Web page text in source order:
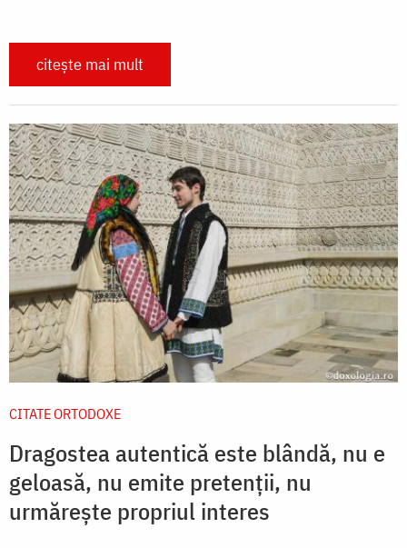
citește mai mult
CITATE ORTODOXE
Dragostea autentică este blândă, nu e
geloasă, nu emite pretenții, nu
urmărește propriul interes